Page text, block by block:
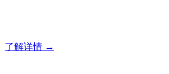
了解详情 →